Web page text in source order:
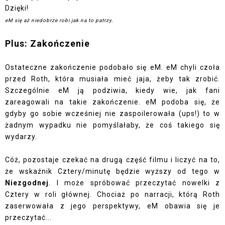
Dzięki!
eM się aż niedobrze robi jak na to patrzy.
Plus: Zakończenie
Ostateczne zakończenie podobało się eM. eM chyli czoła
przed Roth, która musiała mieć jaja, żeby tak zrobić.
Szczególnie eM ją podziwia, kiedy wie, jak fani
zareagowali na takie zakończenie. eM podoba się, że
gdyby go sobie wcześniej nie zaspoilerowała (ups!) to w
żadnym wypadku nie pomyślałaby, że coś takiego się
wydarzy.
Cóż, pozostaje czekać na drugą część filmu i liczyć na to,
że wskaźnik Cztery/minutę będzie wyższy od tego w
Niezgodnej
. I może spróbować przeczytać nowelki z
Cztery w roli głównej. Chociaż po narracji, którą Roth
zaserwowała z jego perspektywy, eM obawia się je
przeczytać...